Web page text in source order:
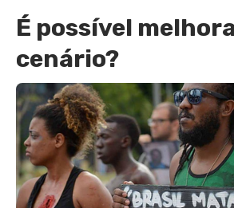
É possível
cenário?